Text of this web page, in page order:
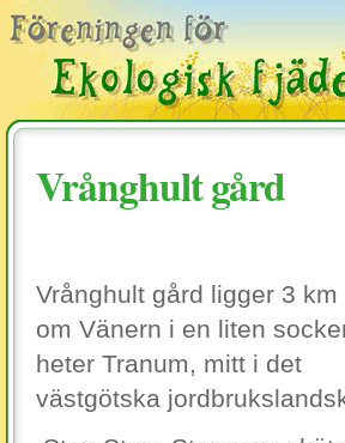
Vrånghult gård
Vrånghult gård ligger 3 km
om Vänern i en liten
heter Tranum, mitt i det
västgötska